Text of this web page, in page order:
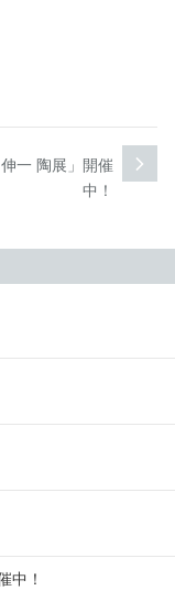
前
伸一 陶展」開催
中！
中！